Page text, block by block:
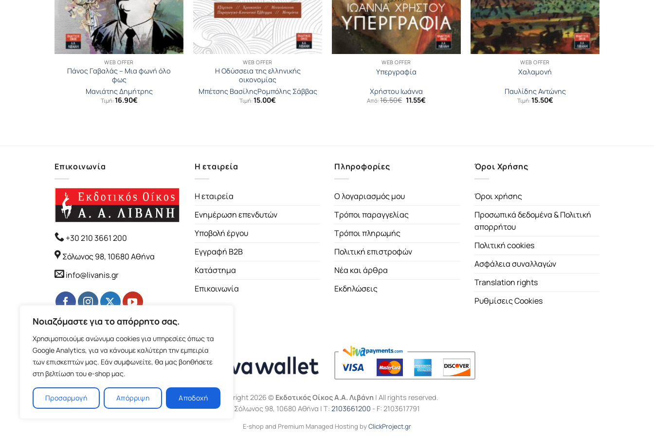
Νοιαζόμαστε για το απόρρητο σας.
Χρησιμοποιούμε ανώνυμα cookies για υπηρεσίες όπως τα
Google Analytics, για να κάνουμε καλύτερη την εμπειρία
των επισκεπτών μας. Εάν συμφωνείτε, θα μας βοηθήσετε
στη βελτίωση του e-shop μας.
Προσαρμογή Απόρριψη Αποδοχή
WEB OFFER
Πάνος Γαβαλάς – Μια φωνή όλο
φως
Μανιάτης Δημήτρης
Τιμή:16.90€
WEB OFFER
H Οδύσσεια της ελληνικής
οικονομίας
Μπέτσης ΒασίληςΡομπόλης Σάββας
Τιμή:15.00€
WEB OFFER
Υπεργραφία
Χρήστου Ιωάννα
Από:16.50€ Original
11.55€Η
WEB OFFER
Χαλαμονή
Παυλίδης Αντώνης
Τιμή:15.50€
Επικοινωνία
+30 210 3661 200
Σόλωνος 98, 10680 Αθήνα
info@livanis.gr
Η εταιρεία
Η εταιρεία
Ενημέρωση επενδυτών
Υποβολή έργου
Εγγραφή B2B
Κατάστημα
Επικοινωνία
Πληροφορίες
Ο λογαριασμός μου
Τρόποι παραγγελίας
Τρόποι πληρωμής
Πολιτική επιστροφών
Νέα και άρθρα
Εκδηλώσεις
Όροι Χρήσης
Όροι χρήσης
Προσωπικά δεδομένα & Πολιτική
απορρήτου
Πολιτική cookies
Ασφάλεια συναλλαγών
Translation rights
Ρυθμίσεις Cookies
Copyright 2026 © Εκδοτικός Οίκος Α.Α. Λιβάνη | All rights reserved.
Σόλωνος 98, 10680 Αθήνα | Τ: 2103661200 - F: 2103617791
E-shop and Premium Managed Hosting byClickProject.gr